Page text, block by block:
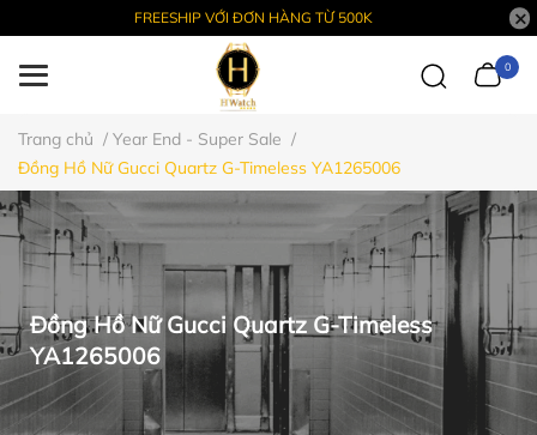
FREESHIP VỚI ĐƠN HÀNG TỪ 500K
0
Trang chủ / Year End - Super Sale /
Đồng Hồ Nữ Gucci Quartz G-Timeless YA1265006
Đồng Hồ Nữ Gucci Quartz G-Timeless
YA1265006